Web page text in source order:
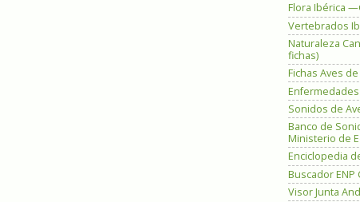
Flora Ibérica
Vertebrados
Naturaleza
fichas)
Fichas Aves
Sonidos de
Banco de
Ministerio de
Enciclopedia
Buscador ENP
Visor Junta